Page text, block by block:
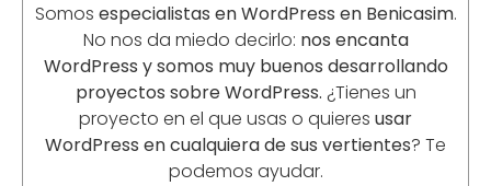
Somos especialistas en WordPress en Benicasim.
No nos da miedo decirlo: nos encanta
WordPress y somos muy buenos desarrollando
proyectos sobre WordPress. ¿Tienes un
proyecto en el que usas o quieres usar
WordPress en cualquiera de sus vertientes? Te
podemos ayudar.